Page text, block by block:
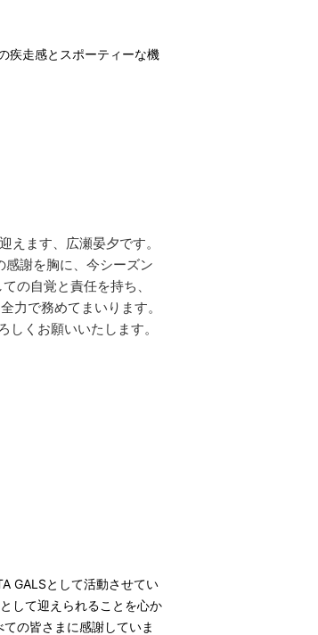
疾走感とスポーティーな機
えます、広瀬晏夕です。
謝を胸に、今シーズン
の自覚と責任を持ち、
力で務めてまいります。
くお願いいたします。
GALSとして活動させてい
して迎えられることを心か
の皆さまに感謝していま